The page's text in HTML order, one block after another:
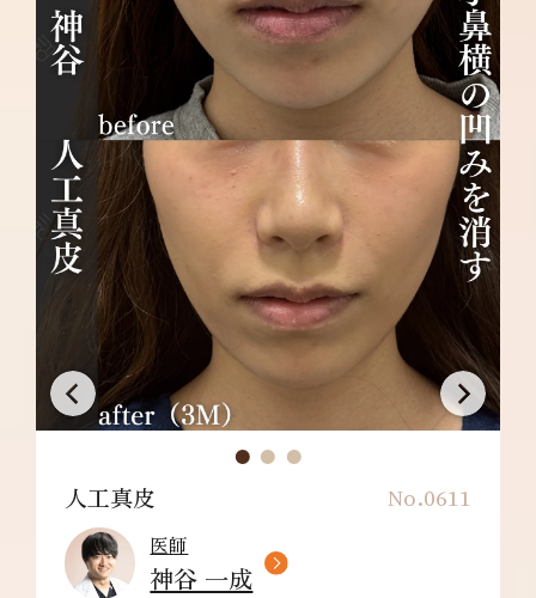
No.0611
人工真皮
医師
神谷 一成